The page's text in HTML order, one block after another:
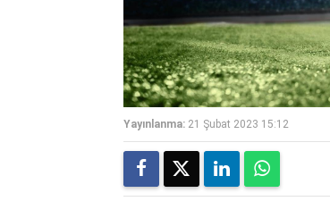
Yayınlanma: 21 Şubat 2023 15:12